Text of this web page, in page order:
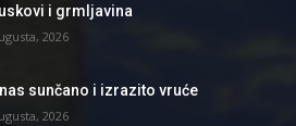
i grmljavina
2026
sunčano i izrazito vruće
2026